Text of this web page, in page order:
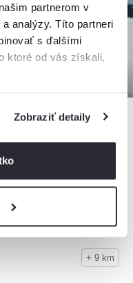
partnerom v
analýzy. Títo partneri
s ďalšími
ktoré od vás získali,
Zobraziť detaily
+ 9 km